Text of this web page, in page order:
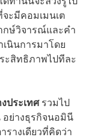
ะมีคอมเมนเต
กษ์วิจารณ์และคำ
นินการมาโดย
ะสิทธิภาพไปทีละ
ประเทศรวมไป
ย่างธุรกิจนอมินี
างเดียวที่คิดว่า